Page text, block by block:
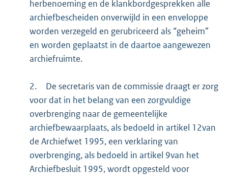
herbenoeming en de klankbordgesprekken alle
archiefbescheiden onverwijld in een enveloppe
worden verzegeld en gerubriceerd als “geheim”
en worden geplaatst in de daartoe aangewezen
archiefruimte.
2.
De secretaris van de commissie draagt er zorg
voor dat in het belang van een zorgvuldige
overbrenging naar de gemeentelijke
archiefbewaarplaats, als bedoeld in artikel 12van
de Archiefwet 1995, een verklaring van
overbrenging, als bedoeld in artikel 9van het
Archiefbesluit 1995, wordt opgesteld voor